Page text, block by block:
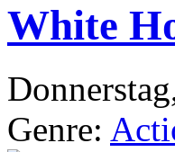
White
Genre: